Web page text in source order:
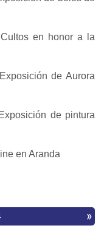
en honor a la
de Aurora
de pintura
en Aranda